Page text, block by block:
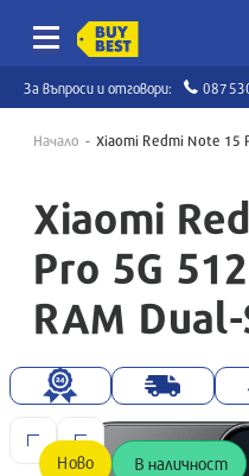
За въпроси и отговори:
Начало Xiaomi Redmi Note 15
Xiaomi
Pro 5G
RAM Dual-
Ново В наличност